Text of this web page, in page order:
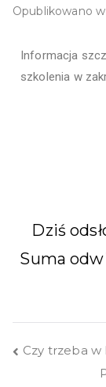
Opublikowano
Informacja
szkolenia w
Dziś
Suma
Czy trzeba w